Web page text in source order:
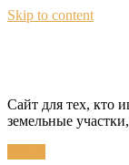
Skip to content
Сайт для тех, кто
земельные